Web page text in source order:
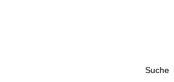
Suche